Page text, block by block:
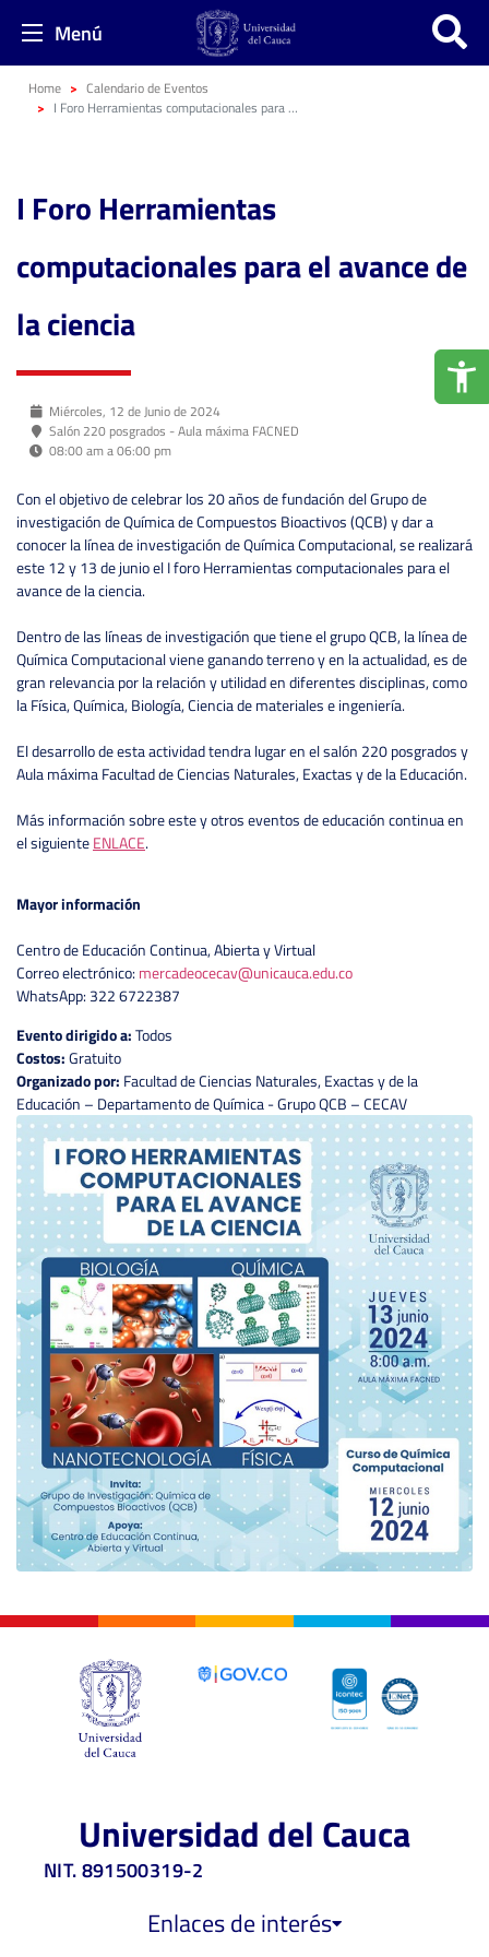
Menú
Home
Calendario de Eventos
I Foro Herramientas computacionales para el avance de la ciencia
I Foro Herramientas
computacionales para el avance de
la ciencia
Miércoles, 12 de Junio de 2024
Salón 220 posgrados - Aula máxima FACNED
08:00 am a 06:00 pm
Con el objetivo de celebrar los 20 años de fundación del Grupo de
investigación de Química de Compuestos Bioactivos (QCB) y dar a
conocer la línea de investigación de Química Computacional, se realizará
este 12 y 13 de junio el I foro Herramientas computacionales para el
avance de la ciencia.
Dentro de las líneas de investigación que tiene el grupo QCB, la línea de
Química Computacional viene ganando terreno y en la actualidad, es de
gran relevancia por la relación y utilidad en diferentes disciplinas, como
la Física, Química, Biología, Ciencia de materiales e ingeniería.
El desarrollo de esta actividad tendra lugar en el salón 220 posgrados y
Aula máxima Facultad de Ciencias Naturales, Exactas y de la Educación.
Más información sobre este y otros eventos de educación continua en
el siguienteENLACE.
Mayor información
Centro de Educación Continua, Abierta y Virtual
Correo electrónico:mercadeocecav@unicauca.edu.co
WhatsApp: 322 6722387
Evento dirigido a:Todos
Costos:Gratuito
Organizado por: Facultad de Ciencias Naturales, Exactas y de la
Educación – Departamento de Química - Grupo QCB – CECAV
Universidad del Cauca
NIT. 891500319-2
Enlaces de interés